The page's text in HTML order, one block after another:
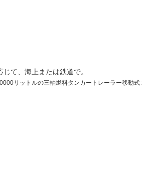
て、海上または鉄道で。